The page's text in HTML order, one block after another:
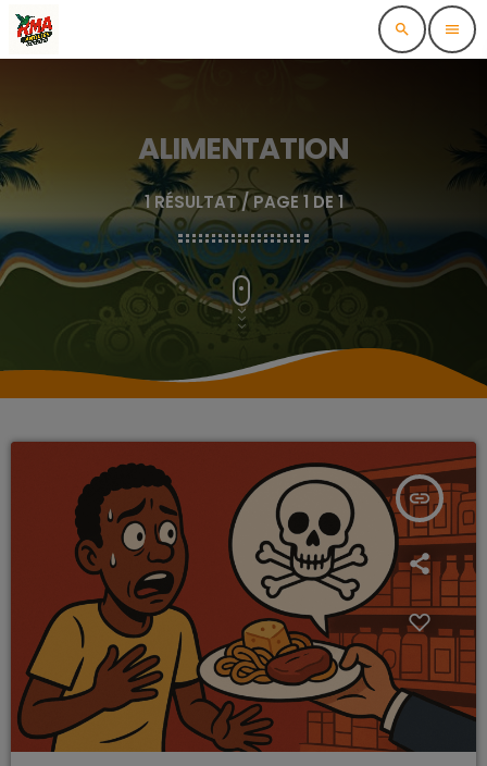
search menu
ALIMENTATION
1 RÉSULTAT / PAGE 1 DE 1
insert_link